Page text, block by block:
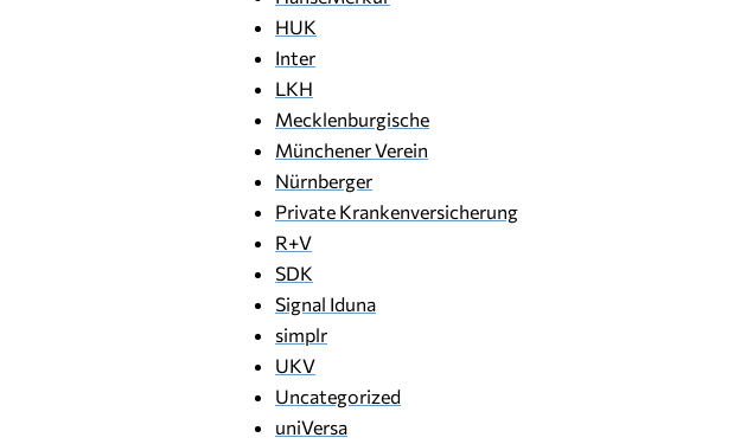
HUK
Inter
LKH
Mecklenburgische
Münchener Verein
Nürnberger
Private Krankenversicherung
R+V
SDK
Signal Iduna
simplr
UKV
Uncategorized
uniVersa